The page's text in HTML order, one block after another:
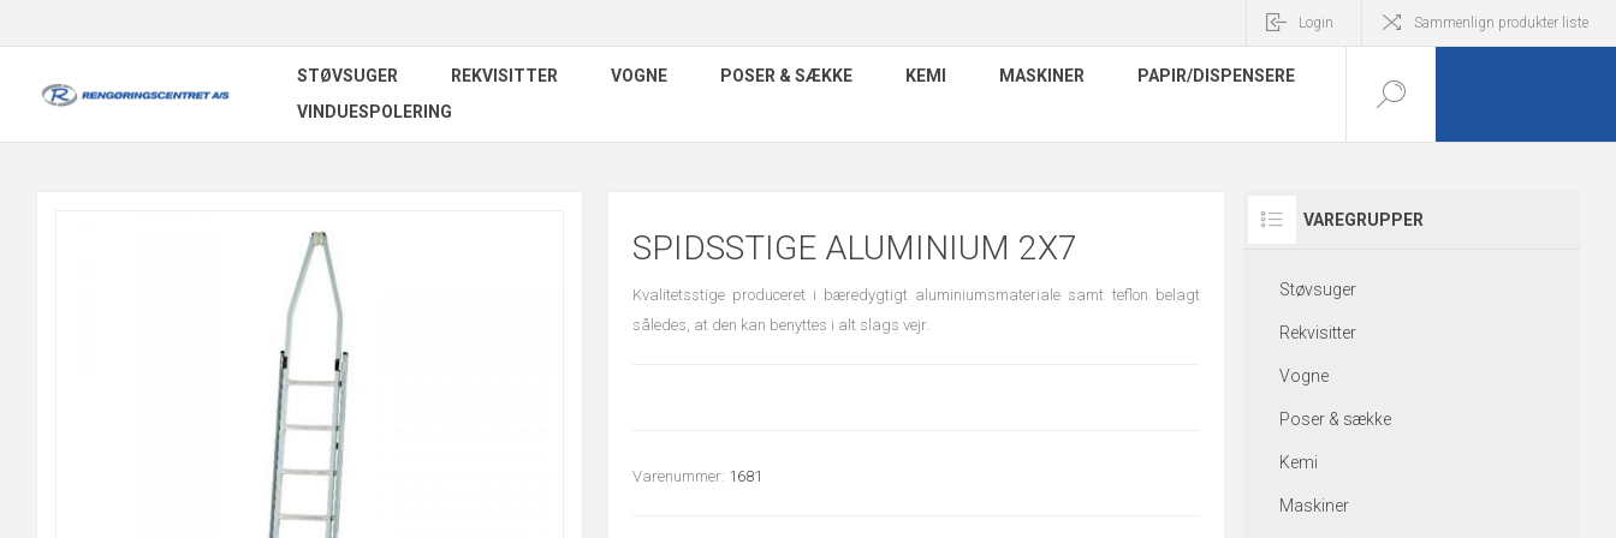
Login Sammenlign produkter liste
STØVSUGER REKVISITTER VOGNE POSER & SÆKKE KEMI MASKINER
PAPIR/DISPENSERE
VINDUESPOLERING
SPIDSSTIGE ALUMINIUM 2X7
Kvalitetsstige produceret i bæredygtigt aluminiumsmateriale samt teflon belagt
således, at den kan benyttes i alt slags vejr.
Varenummer: 1681
VAREGRUPPER
Støvsuger
Rekvisitter
Vogne
Poser & sække
Kemi
Maskiner